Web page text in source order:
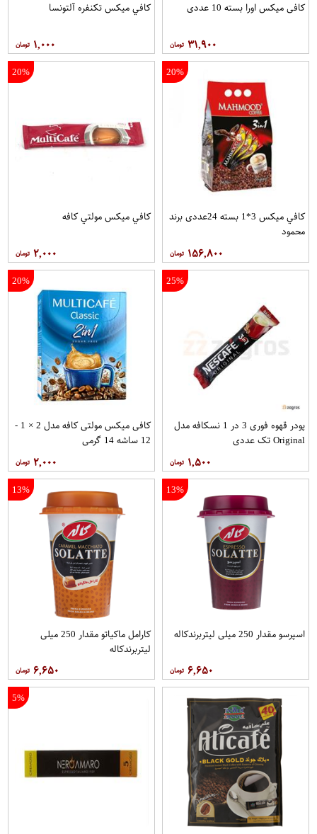
کافی میکس اورا بسته 10 عددی
۳۱,۹۰۰
کافي ميکس تکنفره آلتونسا
۱,۰۰۰
20%
کافي ميکس 3*1 بسته 24عددی برند
محمود
۱۵۶,۸۰۰
20%
کافي ميکس مولتي کافه
۲,۰۰۰
25%
پودر قهوه فوری 3 در 1 نسکافه مدل
Original تک عددی
۱,۵۰۰
20%
کافی میکس مولتی کافه مدل 2 × 1 -
12 ساشه 14 گرمی
۲,۰۰۰
13%
اسپرسو مقدار 250 میلی لیتربرندکاله
۶,۶۵۰
13%
کارامل ماکیاتو مقدار 250 میلی
لیتربرندکاله
۶,۶۵۰
5%